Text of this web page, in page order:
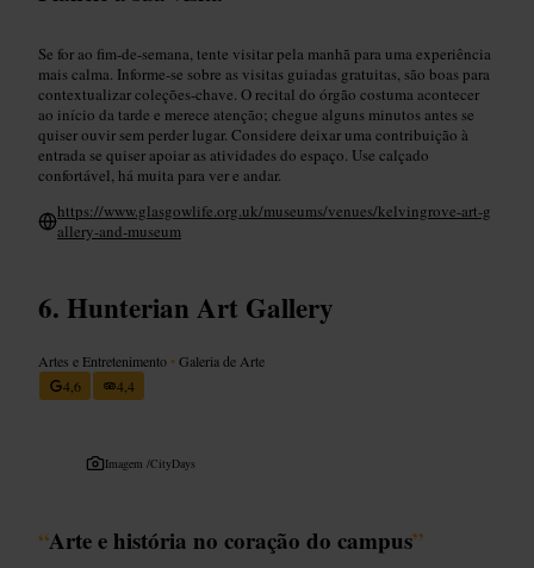
Se for ao fim-de-semana, tente visitar pela manhã para uma experiência
mais calma. Informe-se sobre as visitas guiadas gratuitas, são boas para
contextualizar coleções-chave. O recital do órgão costuma acontecer
ao início da tarde e merece atenção; chegue alguns minutos antes se
quiser ouvir sem perder lugar. Considere deixar uma contribuição à
entrada se quiser apoiar as atividades do espaço. Use calçado
confortável, há muita para ver e andar.
https://www.glasgowlife.org.uk/museums/venues/kelvingrove-art-g
allery-and-museum
Hunterian Art Gallery
Artes e Entretenimento •Galeria de Arte
4,6
4,4
Imagem /CityDays
“Arte e história no coração do campus”